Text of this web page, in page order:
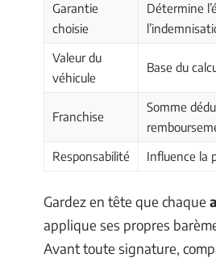
Garantie
choisie
Détermine
Valeur du
véhicule
Base du
Franchise
Somme
Responsabilité
Influence la
Gardez en tête que chaque
applique ses propres
Avant toute signature,